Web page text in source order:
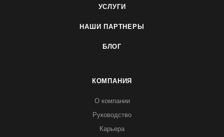
УСЛУГИ
НАШИ ПАРТНЕРЫ
БЛОГ
КОМПАНИЯ
О компании
Руководство
Карьера